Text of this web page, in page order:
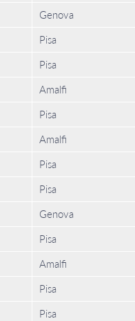
Genova
Pisa
Pisa
Amalfi
Pisa
Amalfi
Pisa
Pisa
Genova
Pisa
Amalfi
Pisa
Pisa